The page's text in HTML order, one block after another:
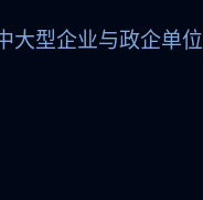
大型企业与政企单位